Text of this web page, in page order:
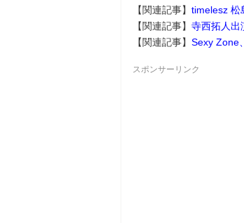
【関連記事】 timelesz 松
【関連記事】 寺西拓人出
【関連記事】 Sexy Zone
スポンサーリンク